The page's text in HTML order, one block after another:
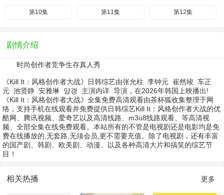
第10集 第11集 第12集
剧情介绍
时尚创作者竞争生存真人秀
《Kill It：风格创作者大战》日韩综艺由张允柱 李钟元 崔然竣 车正
元 池贤静 安雅琳 양갱 主演内详 导演，在2026年韩国上映播出!
《Kill It：风格创作者大战》全集免费高清观看由茶杯狐收集整理于网
络，支持手机在线观看并免费提供日韩综艺Kill It：风格创作者大战的优
酷网、腾讯视频、爱奇艺以及高清线路、m3u8线路观看、等高清视
频、全部全集在线免费观看。本站所有的不管是电视剧还是电影均是免
费在线播放的,无套路,无须会员,更不需要充值。除了电视剧，还有丰富
的国产剧、韩剧、欧美剧、动漫、以及各种高清大片和搞笑的综艺节
目！
相关热播 更多